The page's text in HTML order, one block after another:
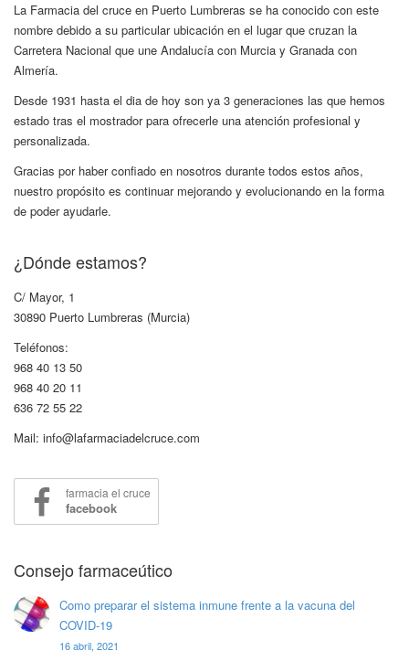
La Farmacia del cruce en Puerto Lumbreras se ha conocido con este
nombre debido a su particular ubicación en el lugar que cruzan la
Carretera Nacional que une Andalucía con Murcia y Granada con
Almería.
Desde 1931 hasta el dia de hoy son ya 3 generaciones las que hemos
estado tras el mostrador para ofrecerle una atención profesional y
personalizada.
Gracias por haber confiado en nosotros durante todos estos años,
nuestro propósito es continuar mejorando y evolucionando en la forma
de poder ayudarle.
¿Dónde estamos?
C/ Mayor, 1
30890 Puerto Lumbreras (Murcia)
Teléfonos:
968 40 13 50
968 40 20 11
636 72 55 22
Mail: info@lafarmaciadelcruce.com
farmacia el cruce
facebook
Consejo farmaceútico
Como preparar el sistema inmune frente a la vacuna del
COVID-19
16 abril, 2021